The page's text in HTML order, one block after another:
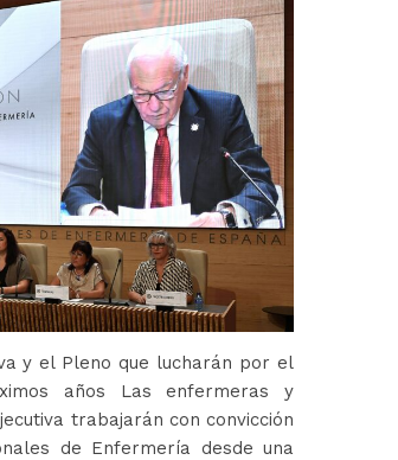
y el Pleno que lucharán por el
años Las enfermeras y
trabajarán con convicción
de Enfermería desde una